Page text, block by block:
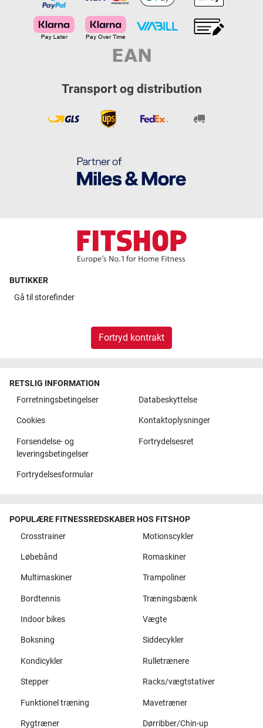
Transport og distribution
BUTIKKER
Gå til storefinder
Fortryd kontrakt
RETSLIG INFORMATION
Forretningsbetingelser
Databeskyttelse
Cookies Kontaktoplysninger
Forsendelse- og
leveringsbetingelser
Fortrydelsesret
Fortrydelsesformular
POPULÆRE FITNESSREDSKABER HOS FITSHOP
Crosstrainer
Motionscykler
Løbebånd Romaskiner
Multimaskiner Trampoliner
Bordtennis Træningsbænk
Indoor bikes Vægte
Boksning Siddecykler
Kondicykler Rulletrænere
Stepper Racks/vægtstativer
Funktionel træning Mavetræner
Rygtræner Dørribber/Chin-up